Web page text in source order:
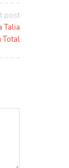
post
Talia
Total